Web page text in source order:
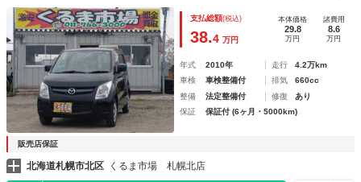
支払総額(税込)
38.4 万円
本体価格
29.8
万円
諸費用
8.6
万円
年式 2010年 走行
4.2万km
車検
車検整備付 排気
660cc
整備
法定整備付 修復
あり
保証
保証付 (6ヶ月・5000km)
販売店保証
北海道札幌市北区 くるま市場 札幌北店